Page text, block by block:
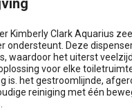
Kimberly Clark Aquarius
ondersteunt. Deze
waardoor het uiterst
voor elke
is. het gestroomlijnde,
reiniging met één